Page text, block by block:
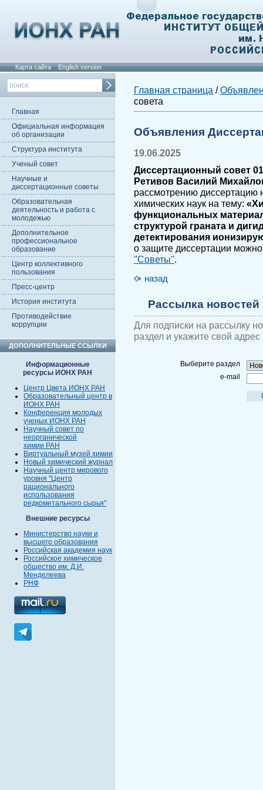
Карта сайта English version
Главная
Официальная информация
об организации
Структура института
Ученый совет
Научные и
диссертационные советы
Образовательная
деятельность и работа с
молодежью
Дополнительное
профессиональное
образование
Центр коллективного
пользования
Пресс-центр
История института
Противодействие
коррупции
ДОПОЛНИТЕЛЬНЫЕ ССЫЛКИ
Информационные
ресурсы ИОНХ РАН
Центр Цвета ИОНХ РАН
Образовательный центр в
ИОНХ РАН
Конференция молодых
ученых ИОНХ РАН
Научный совет по
неорганической
химии РАН
Виртуальный музей химии
Новый химический журнал
Научный центр мирового
уровня "Центр
рационального
использования
редкометального сырья"
Внешние ресурсы
Министерство науки и
высшего образования
Российская академия наук
Российское химическое
общество им. Д.И.
Менделеева
РНФ
Главная страница /
совета
Объявления
19.06.2025
Диссертационный совет
Ретивов Василий
рассмотрению диссертацию
химических наук на тему:
функциональных
структурой граната и
детектирования
о защите диссертации
"Советы".
назад
Рассылка новостей
Для подписки на рассылку
раздел и укажите свой
Выберите раздел
e-mail